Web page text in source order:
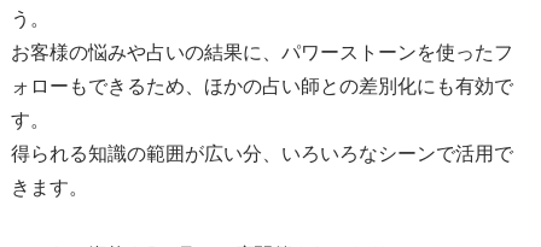
う。
お客様の悩みや占いの結果に、パワーストーンを使ったフ
ォローもできるため、ほかの占い師との差別化にも有効で
す。
得られる知識の範囲が広い分、いろいろなシーンで活用で
きます。